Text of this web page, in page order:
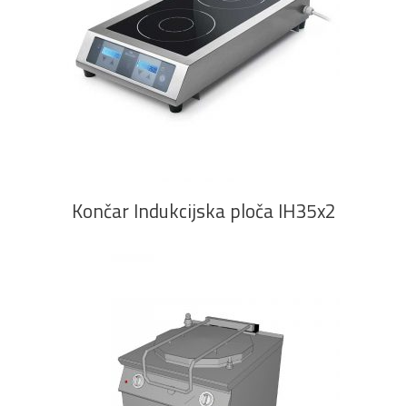
PROČITAJ VIŠE
Končar Indukcijska ploča IH35x2